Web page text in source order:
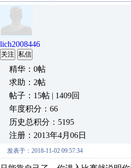
lich2008446
关注 私信
精华：0帖
求助：2帖
帖子：15帖 | 1409回
年度积分：66
历史总积分：5195
注册：2013年4月06日
发表于：2018-11-02 09:57:34